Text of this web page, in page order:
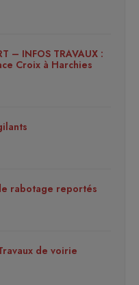
– INFOS TRAVAUX :
Croix à Harchies
rabotage reportés
de voirie